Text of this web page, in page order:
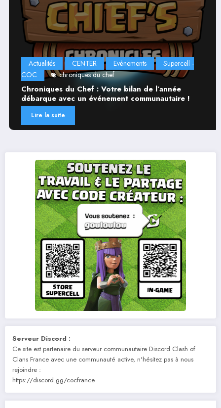
Actualités CENTER Evènements
Supercell -
COC
chroniques du chef
Chroniques du Chef : Votre bilan de l’année
débarque avec un événement communautaire !
Lire la suite
Serveur Discord :
Ce site est partenaire du serveur communautaire Discord Clash of
Clans France avec une communauté active, n'hésitez pas à nous
rejoindre :
https://discord.gg/cocfrance